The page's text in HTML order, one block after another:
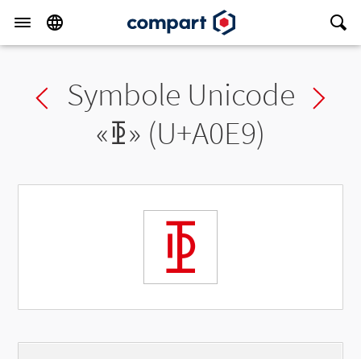
Previous char
Symbole Unicode
«ꃩ» (U+A0E9)
ꃩ